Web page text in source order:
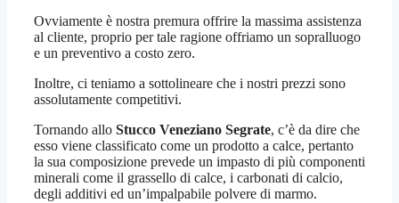
Ovviamente è nostra premura offrire la massima assistenza
al cliente, proprio per tale ragione offriamo un sopralluogo
e un preventivo a costo zero.
Inoltre, ci teniamo a sottolineare che i nostri prezzi sono
assolutamente competitivi.
Tornando allo Stucco Veneziano Segrate, c’è da dire che
esso viene classificato come un prodotto a calce, pertanto
la sua composizione prevede un impasto di più componenti
minerali come il grassello di calce, i carbonati di calcio,
degli additivi ed un’impalpabile polvere di marmo.